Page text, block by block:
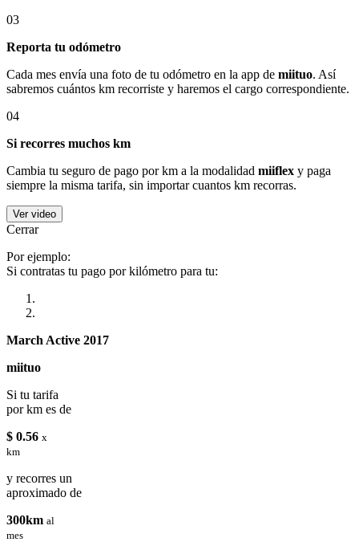
03
Reporta tu odómetro
Cada mes envía una foto de tu odómetro en la app de miituo. Así
sabremos cuántos km recorriste y haremos el cargo correspondiente.
04
Si recorres muchos km
Cambia tu seguro de pago por km a la modalidad miiflex y paga
siempre la misma tarifa, sin importar cuantos km recorras.
Ver video
Cerrar
Por ejemplo:
Si contratas tu pago por kilómetro para tu:
March Active 2017
miituo
Si tu tarifa
por km es de
$ 0.56 x
km
y recorres un
aproximado de
300km al
mes